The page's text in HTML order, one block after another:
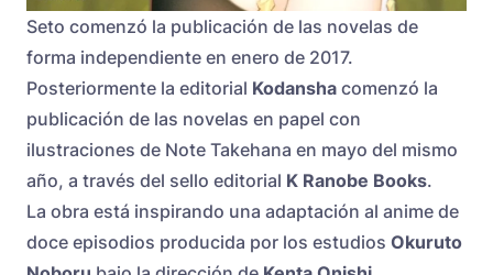
Seto comenzó la publicación de las novelas de
forma independiente en enero de 2017.
Posteriormente la editorial Kodansha comenzó la
publicación de las novelas en papel con
ilustraciones de Note Takehana en mayo del mismo
año, a través del sello editorial K Ranobe Books.
La obra está inspirando una adaptación al anime de
doce episodios producida por los estudios Okuruto